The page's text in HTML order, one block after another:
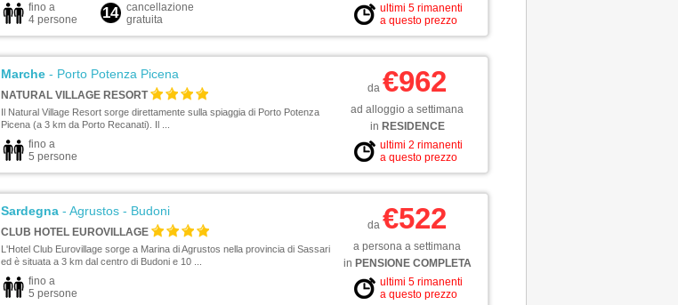
ultimi 5 rimanenti
a questo prezzo
fino a
4 persone
14
cancellazione
gratuita
da €962
ad alloggio a settimana
in RESIDENCE
ultimi 2 rimanenti
a questo prezzo
Marche- Porto Potenza Picena
NATURAL VILLAGE RESORT
Il Natural Village Resort sorge direttamente sulla spiaggia di Porto Potenza
Picena (a 3 km da Porto Recanati). Il ...
fino a
5 persone
da €522
a persona a settimana
in PENSIONE COMPLETA
ultimi 5 rimanenti
a questo prezzo
Sardegna- Agrustos - Budoni
CLUB HOTEL EUROVILLAGE
L'Hotel Club Eurovillage sorge a Marina di Agrustos nella provincia di Sassari
ed è situata a 3 km dal centro di Budoni e 10 ...
fino a
5 persone